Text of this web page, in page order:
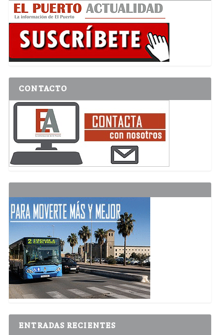
CONTACTO
ENTRADAS RECIENTES